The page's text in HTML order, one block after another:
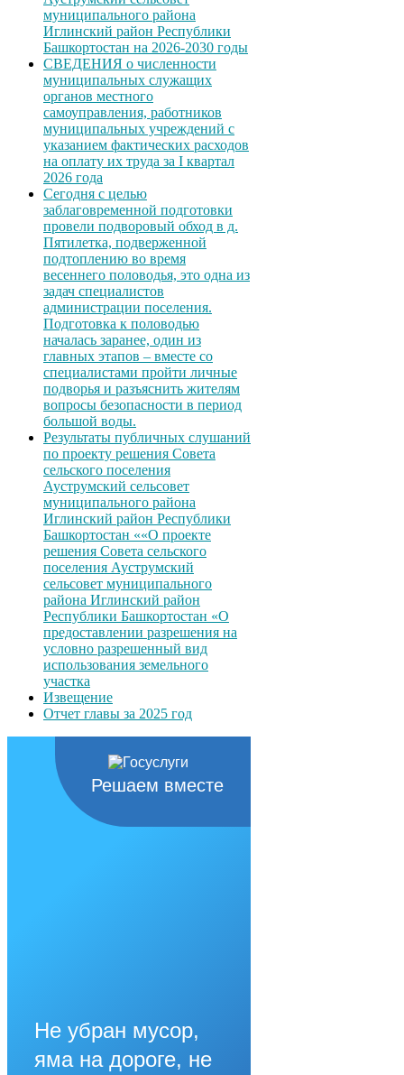
муниципального района
Иглинский район Республики
Башкортостан на 2026-2030 годы
СВЕДЕНИЯ о численности
муниципальных служащих
органов местного
самоуправления, работников
муниципальных учреждений с
указанием фактических расходов
на оплату их труда за I квартал
2026 года
Сегодня с целью
заблаговременной подготовки
провели подворовый обход в д.
Пятилетка, подверженной
подтоплению во время
весеннего половодья, это одна из
задач специалистов
администрации поселения.
Подготовка к половодью
началась заранее, один из
главных этапов – вместе со
специалистами пройти личные
подворья и разъяснить жителям
вопросы безопасности в период
большой воды.
Результаты публичных слушаний
по проекту решения Совета
сельского поселения
Ауструмский сельсовет
муниципального района
Иглинский район Республики
Башкортостан ««О проекте
решения Совета сельского
поселения Ауструмский
сельсовет муниципального
района Иглинский район
Республики Башкортостан «О
предоставлении разрешения на
условно разрешенный вид
использования земельного
участка
Извещение
Отчет главы за 2025 год
Решаем вместе
Не убран мусор,
яма на дороге, не